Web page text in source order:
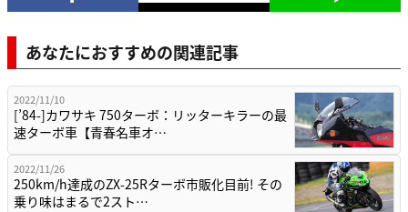
あなたにおすすめの関連記事
2022/11/10
[’84-]カワサキ 750ターボ：リッターキラーの最
速ターボ車【青春名車オ…
2022/11/26
250km/h達成のZX-25Rターボ市販化目前! その
乗り味はまるで2スト…